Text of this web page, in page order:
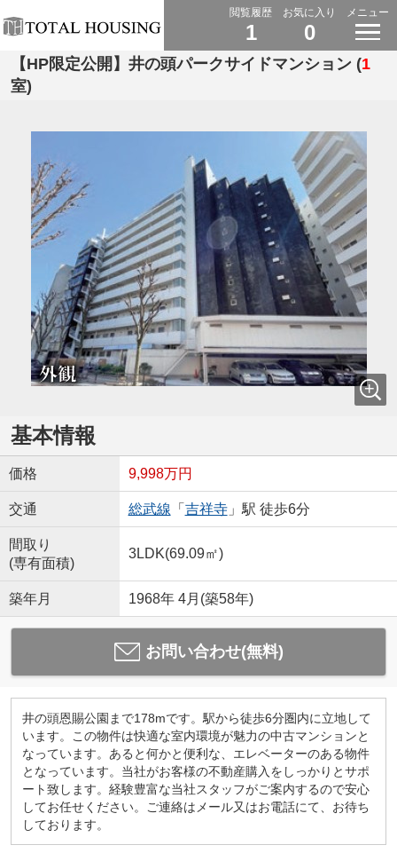
閲覧履歴
1
お気に入り
0
メニュー
【HP限定公開】井の頭パークサイドマンション (1
室)
基本情報
価格 9,998万円
交通 総武線 「 吉祥寺」駅 徒歩6分
間取り
(専有面積)
3LDK(69.09㎡)
築年月 1968年 4月(築58年)
お問い合わせ(無料)
井の頭恩賜公園まで178mです。駅から徒歩6分圏内に立地して
います。この物件は快適な室内環境が魅力の中古マンションと
なっています。あると何かと便利な、エレベーターのある物件
となっています。当社がお客様の不動産購入をしっかりとサポ
ート致します。経験豊富な当社スタッフがご案内するので安心
してお任せください。ご連絡はメール又はお電話にて、お待ち
しております。